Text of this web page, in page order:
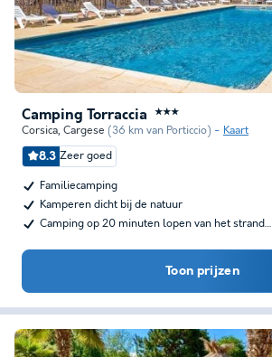
Camping Torraccia ★★★
Corsica, Cargese (36 km van Porticcio) Kaart
8.3 Zeer goed
Familiecamping
Kamperen dicht bij de natuur
Camping op 20 minuten lopen van het strand…
Toon prijzen